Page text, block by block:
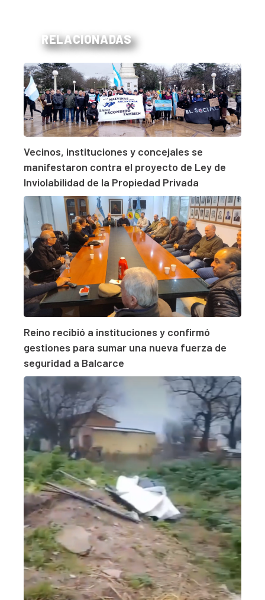
RELACIONADAS
Vecinos, instituciones y concejales se
manifestaron contra el proyecto de Ley de
Inviolabilidad de la Propiedad Privada
Reino recibió a instituciones y confirmó
gestiones para sumar una nueva fuerza de
seguridad a Balcarce